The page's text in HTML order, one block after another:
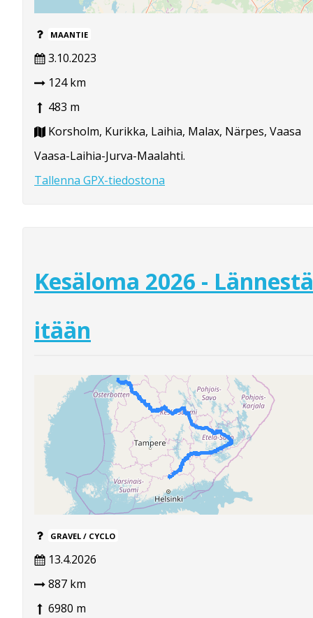
MAANTIE
3.10.2023
124 km
483 m
Korsholm, Kurikka, Laihia, Malax, Närpes, Vaasa
Vaasa-Laihia-Jurva-Maalahti.
Tallenna GPX-tiedostona
Kesäloma 2026 - Lännestä
itään
GRAVEL / CYCLO
13.4.2026
887 km
6980 m